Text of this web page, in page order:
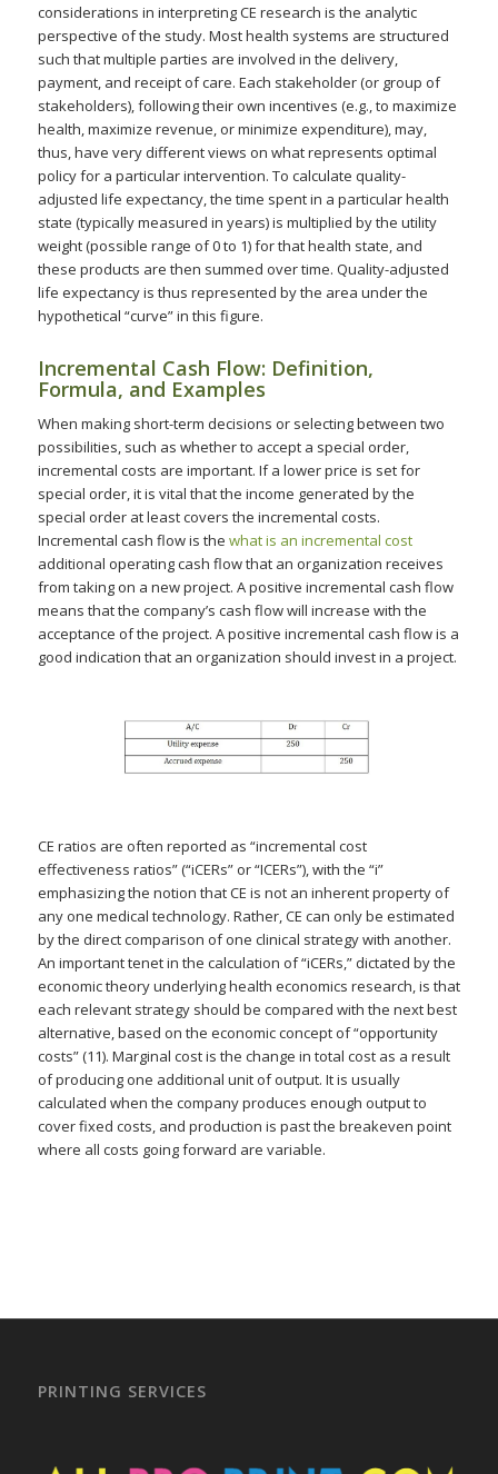
considerations in interpreting CE research is the analytic
perspective of the study. Most health systems are structured
such that multiple parties are involved in the delivery,
payment, and receipt of care. Each stakeholder (or group of
stakeholders), following their own incentives (e.g., to maximize
health, maximize revenue, or minimize expenditure), may,
thus, have very different views on what represents optimal
policy for a particular intervention. To calculate quality-
adjusted life expectancy, the time spent in a particular health
state (typically measured in years) is multiplied by the utility
weight (possible range of 0 to 1) for that health state, and
these products are then summed over time. Quality-adjusted
life expectancy is thus represented by the area under the
hypothetical “curve” in this figure.
Incremental Cash Flow: Definition,
Formula, and Examples
When making short-term decisions or selecting between two
possibilities, such as whether to accept a special order,
incremental costs are important. If a lower price is set for
special order, it is vital that the income generated by the
special order at least covers the incremental costs.
Incremental cash flow is the what is an incremental cost
additional operating cash flow that an organization receives
from taking on a new project. A positive incremental cash flow
means that the company’s cash flow will increase with the
acceptance of the project. A positive incremental cash flow is a
good indication that an organization should invest in a project.
CE ratios are often reported as “incremental cost
effectiveness ratios” (“iCERs” or “ICERs”), with the “i”
emphasizing the notion that CE is not an inherent property of
any one medical technology. Rather, CE can only be estimated
by the direct comparison of one clinical strategy with another.
An important tenet in the calculation of “iCERs,” dictated by the
economic theory underlying health economics research, is that
each relevant strategy should be compared with the next best
alternative, based on the economic concept of “opportunity
costs” (11). Marginal cost is the change in total cost as a result
of producing one additional unit of output. It is usually
calculated when the company produces enough output to
cover fixed costs, and production is past the breakeven point
where all costs going forward are variable.
PRINTING SERVICES